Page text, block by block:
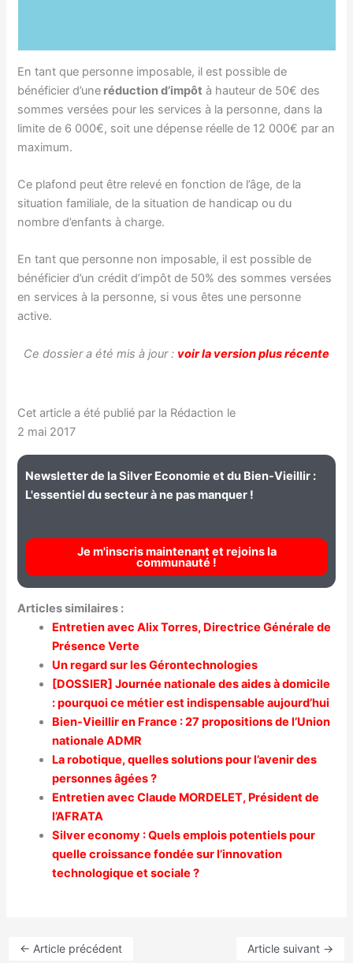
En tant que personne imposable, il est possible de
bénéficier d’une réduction d’impôt à hauteur de 50€ des
sommes versées pour les services à la personne, dans la
limite de 6 000€, soit une dépense réelle de 12 000€ par an
maximum.
Ce plafond peut être relevé en fonction de l’âge, de la
situation familiale, de la situation de handicap ou du
nombre d’enfants à charge.
En tant que personne non imposable, il est possible de
bénéficier d’un crédit d’impôt de 50% des sommes versées
en services à la personne, si vous êtes une personne
active.
Ce dossier a été mis à jour : voir la version plus récente
Cet article a été publié par la Rédaction le
2 mai 2017
Newsletter de la Silver Economie et du Bien-Vieillir :
L'essentiel du secteur à ne pas manquer !
Je m'inscris maintenant et rejoins la
communauté !
Articles similaires :
Entretien avec Alix Torres, Directrice Générale de
Présence Verte
Un regard sur les Gérontechnologies
[DOSSIER] Journée nationale des aides à domicile
: pourquoi ce métier est indispensable aujourd’hui
Bien-Vieillir en France : 27 propositions de l’Union
nationale ADMR
La robotique, quelles solutions pour l’avenir des
personnes âgées ?
Entretien avec Claude MORDELET, Président de
l’AFRATA
Silver economy : Quels emplois potentiels pour
quelle croissance fondée sur l’innovation
technologique et sociale ?
← Article précédent Article suivant →